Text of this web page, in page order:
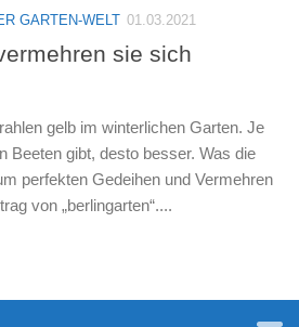
GARTEN-WELT 01.03.2021
sie sich
gelb im winterlichen Garten. Je
Beeten gibt, desto besser. Was die
perfekten Gedeihen und Vermehren
von „berlingarten“....